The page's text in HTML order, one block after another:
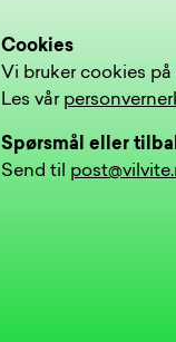
Cookies
Vi bruker cookies på
Les vår
Spørsmål eller
Send til